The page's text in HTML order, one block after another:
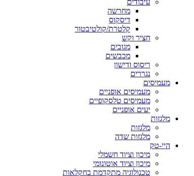
עיבודים
מחרשה
דיסקוס
קלטרת/קולטיבטור
חציר וקש
מגובים
מכבשים
ריסוס ודישון
נגררים
מעמיסים
מעמיסים אופניים
מעמיסים טלסקופיים
יעים אופניים
מלגזות
מלגזות
מלגזות שדה
היי-טק
מיכון וציוד חשמלי
מיכון וציוד אוטונומי
טכנולוגיה מתקדמת בחקלאות